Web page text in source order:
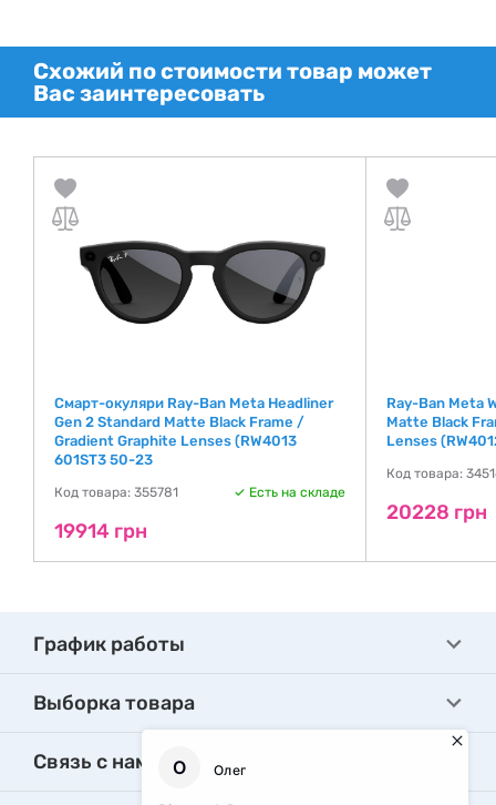
Схожий по стоимости товар может
Вас заинтересовать
Смарт-окуляри Ray-Ban Meta Headliner
Gen 2 Standard Matte Black Frame /
Gradient Graphite Lenses (RW4013
601ST3 50-23
Код товара: 355781 Есть на складе
19914 грн
Ray-Ban Meta
Matte Black
Lenses
Код товара:
20228 грн
График работы
Выборка товара
Связь с нами